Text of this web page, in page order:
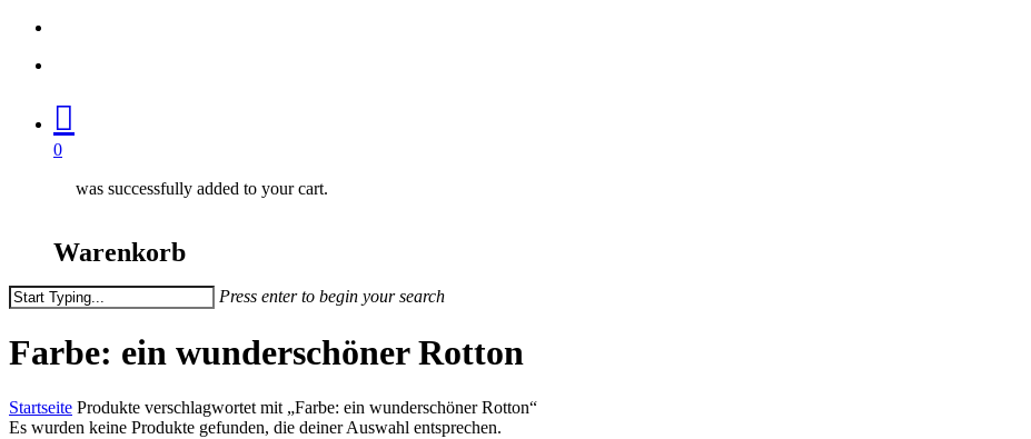
0
was successfully added to your cart.
Warenkorb
Press enter to begin your search
Search
Farbe: ein wunderschöner Rotton
Startseite Produkte verschlagwortet mit „Farbe: ein wunderschöner Rotton“
Es wurden keine Produkte gefunden, die deiner Auswahl entsprechen.